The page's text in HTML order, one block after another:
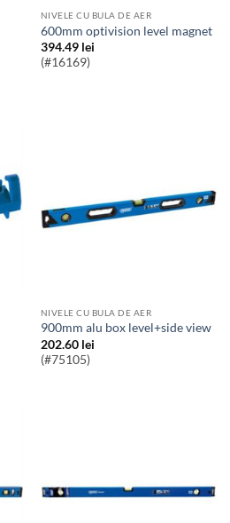
NIVELE CU BULA DE AER
600mm optivision level magnet
394.49 lei
(#16169)
NIVELE CU BULA DE AER
900mm alu box level+side view
202.60 lei
(#75105)